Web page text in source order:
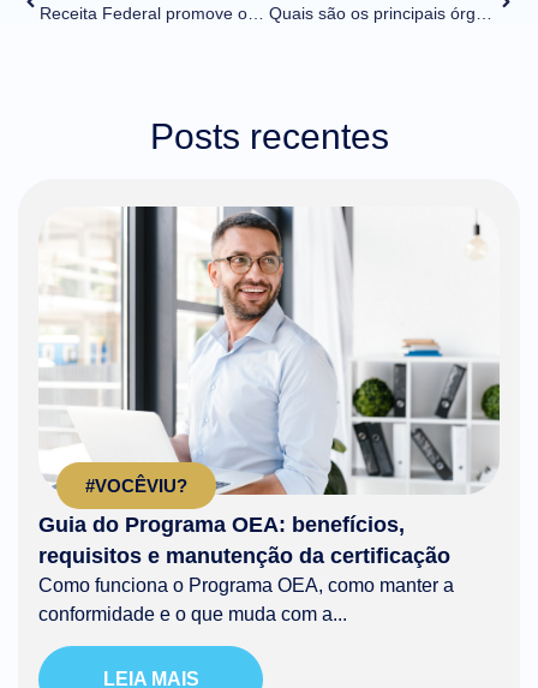
Receita Federal promove o lançamento do primeiro Estudo de Liberação de Cargas focado nas exportações brasileiras
Quais são os principais órgãos anuentes e suas responsabilidades para a segurança do Comércio Exterior?
Posts recentes
#VOCÊVIU?
Guia do Programa OEA: benefícios,
requisitos e manutenção da certificação
Como funciona o Programa OEA, como manter a
conformidade e o que muda com a...
LEIA MAIS